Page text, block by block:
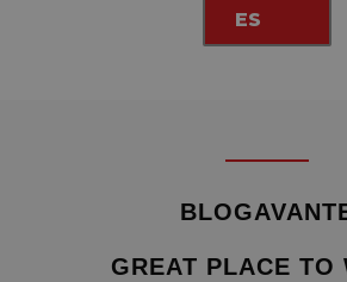
ES
GREAT PLACE TO